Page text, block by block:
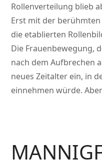
Rollenverteilung blieb
Erst mit der
die etablierten
Die Frauenbewegung,
nach dem Aufbrechen
neues Zeitalter ein, in
einnehmen würde.